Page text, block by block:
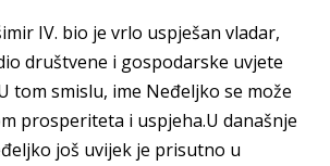
IV. bio je vrlo uspješan vladar,
društvene i gospodarske uvjete
tom smislu, ime Neđeljko se može
prosperiteta i uspjeha.U današnje
još uvijek je prisutno u